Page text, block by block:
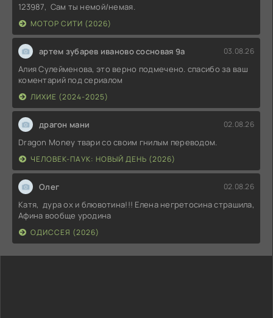
123987, Сам ты немой/немая.
МОТОР СИТИ (2026)
артем зубарев иваново сосновая 9а 03.08.26
Алия Сулейменова, это верно подмечено. спасибо за ваш
коментарий под сериалом
ЛИХИЕ (2024-2025)
драгон мани 02.08.26
Dragon Money твари со своим гнилым переводом.
ЧЕЛОВЕК-ПАУК: НОВЫЙ ДЕНЬ (2026)
Олег 02.08.26
Катя, дура ох и блювотина!!! Елена негретосина страшила,
Афина вообще уродина
ОДИССЕЯ (2026)